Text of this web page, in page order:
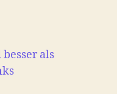
als